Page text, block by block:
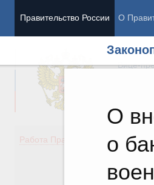
Правительство России О
О
о
Вице-
Работа Правительства